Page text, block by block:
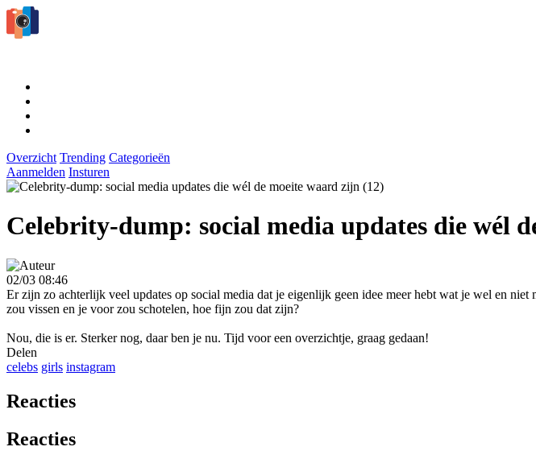
Overzicht Trending Categorieën
Aanmelden Insturen
Celebrity-dump: social media updates die wél
02/03 08:46
Er zijn zo achterlijk veel updates op social media dat je eigenlijk geen idee meer hebt wat je wel en
zou vissen en je voor zou schotelen, hoe fijn zou dat zijn?
Nou, die is er. Sterker nog, daar ben je nu. Tijd voor een overzichtje, graag gedaan!
Delen
celebs girls instagram
Reacties
Reacties